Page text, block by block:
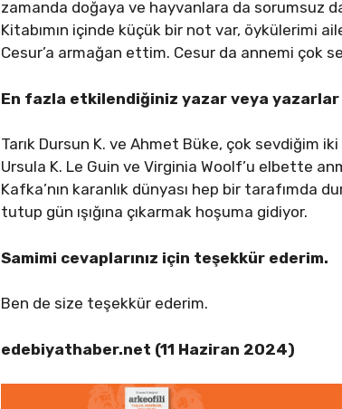
zamanda doğaya ve hayvanlara da sorumsuz
Kitabımın içinde küçük bir not var, öykülerimi
Cesur’a armağan ettim. Cesur da annemi çok
En fazla etkilendiğiniz yazar veya
Tarık Dursun K. ve Ahmet Büke, çok sevdiğim
Ursula K. Le Guin ve Virginia Woolf’u elbette
Kafka’nın karanlık dünyası hep bir tarafımda
tutup gün ışığına çıkarmak hoşuma gidiyor.
Samimi cevaplarınız için teşekkür ederim.
Ben de size teşekkür ederim.
edebiyathaber.net (11 Haziran 2024)